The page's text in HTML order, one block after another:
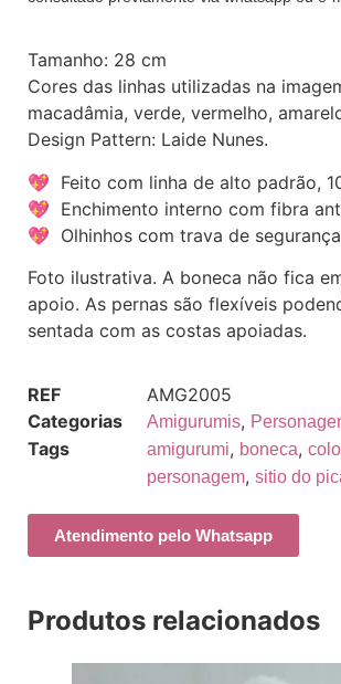
Tamanho: 28 cm
Cores das linhas utilizadas na
macadâmia, verde, vermelho,
Design Pattern: Laide Nunes.
💖 Feito com linha de alto padrão,
💖 Enchimento interno com fibra
💖 Olhinhos com trava de segurança
Foto ilustrativa. A boneca não fica
apoio. As pernas são flexíveis
sentada com as costas apoiadas.
REF
AMG2005
Categorias
Amigurumis,
Tags amigurumi, boneca,
personagem, sitio do
Atendimento pelo Whatsapp
Produtos relacionados